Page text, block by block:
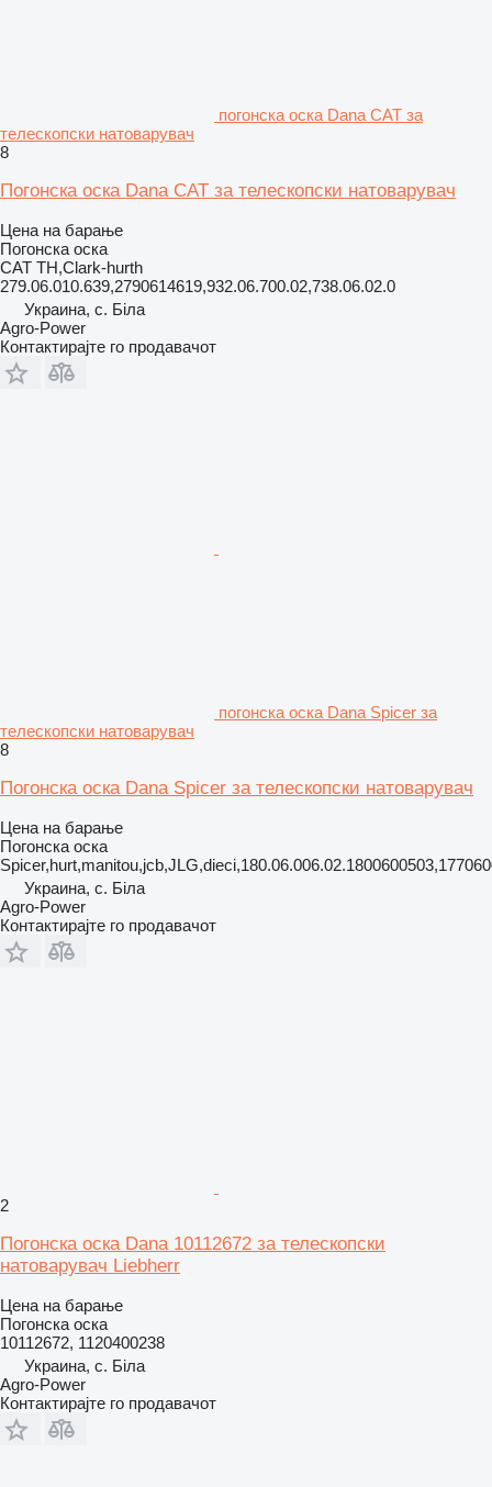
погонска оска Dana CAT за
телескопски натоварувач
8
Погонска оска Dana CAT за телескопски натоварувач
Цена на барање
Погонска оска
CAT TH,Clark-hurth
279.06.010.639,2790614619,932.06.700.02,738.06.02.0
Украина, с. Біла
Agro-Power
Контактирајте го продавачот
погонска оска Dana Spicer за
телескопски натоварувач
8
Погонска оска Dana Spicer за телескопски натоварувач
Цена на барање
Погонска оска
Украина, с. Біла
Agro-Power
Контактирајте го продавачот
2
Погонска оска Dana 10112672 за телескопски
натоварувач Liebherr
Цена на барање
Погонска оска
10112672, 1120400238
Украина, с. Біла
Agro-Power
Контактирајте го продавачот